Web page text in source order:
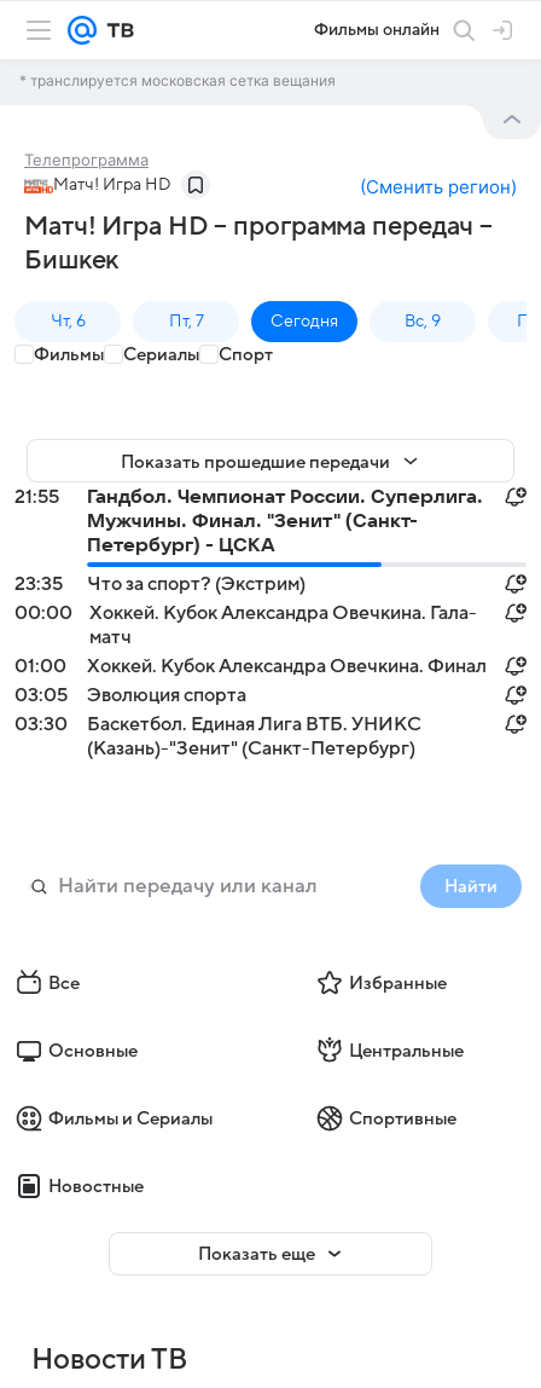
Фильмы онлайн
* транслируется московская сетка вещания
Телепрограмма
Матч! Игра HD (Сменить регион)
Матч! Игра HD – программа передач –
Бишкек
Чт, 6 Пт, 7 Сегодня Вс, 9
Фильмы Сериалы Спорт
Показать прошедшие передачи
21:55
Гандбол. Чемпионат России. Суперлига.
Мужчины. Финал. "Зенит" (Санкт-
Петербург) - ЦСКА
23:35
Что за спорт? (Экстрим)
00:00
Хоккей. Кубок Александра Овечкина. Гала-
матч
01:00
Хоккей. Кубок Александра Овечкина. Финал
03:05
Эволюция спорта
03:30
Баскетбол. Единая Лига ВТБ. УНИКС
(Казань)-"Зенит" (Санкт-Петербург)
Найти
Все Избранные
Основные Центральные
Фильмы и Сериалы Спортивные
Новостные
Показать еще
Новости ТВ